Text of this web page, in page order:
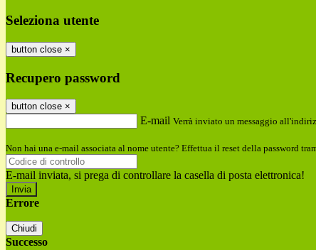
Seleziona utente
button close ×
Recupero password
button close ×
E-mail Verrà inviato un messaggio
Non hai una e-mail associata al nome utente? Effettua il reset della password
E-mail inviata, si prega di controllare la casella di posta elettronica!
Errore
Chiudi
Successo